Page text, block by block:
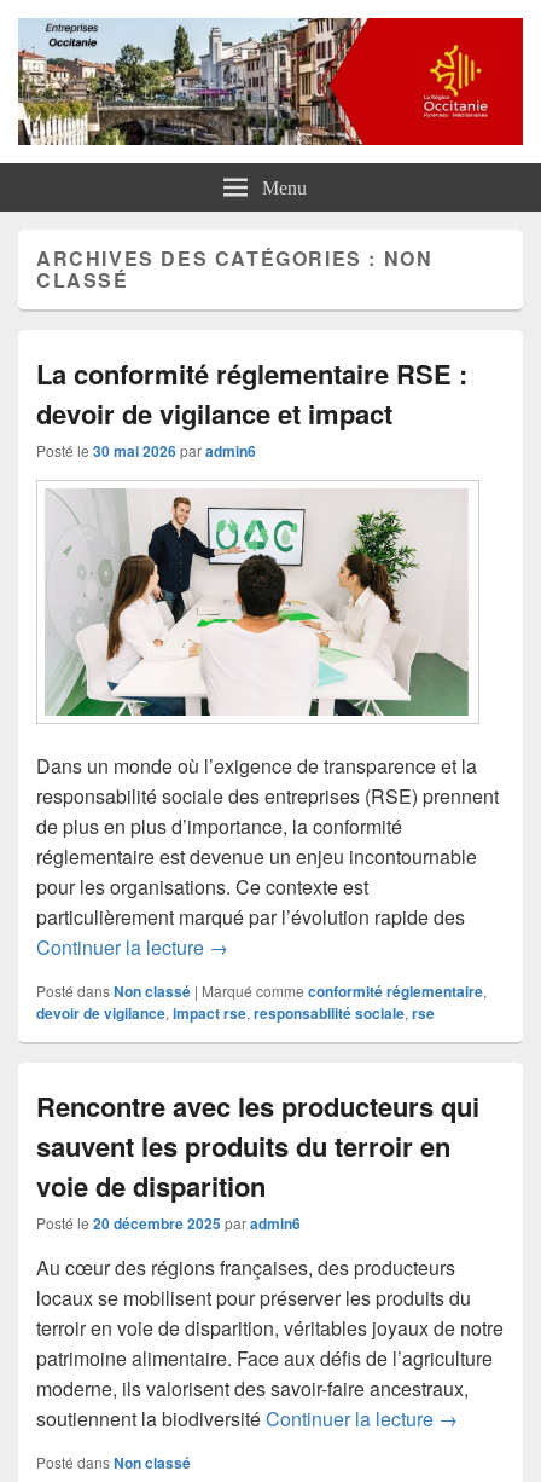
Entreprises Occitanie
Menu
ARCHIVES DES CATÉGORIES : NON
CLASSÉ
La conformité réglementaire RSE :
devoir de vigilance et impact
Posté le 30 mai 2026paradmin6
Dans un monde où l’exigence de transparence et la
responsabilité sociale des entreprises (RSE) prennent
de plus en plus d’importance, la conformité
réglementaire est devenue un enjeu incontournable
pour les organisations. Ce contexte est
particulièrement marqué par l’évolution rapide des
Continuer la lecture La conformité réglementaire RSE :
→
Posté dansNon classé | Marqué comme conformité réglementaire,
devoir de vigilance, impact rse, responsabilité sociale, rse
Rencontre avec les producteurs qui
sauvent les produits du terroir en
voie de disparition
Posté le 20 décembre 2025paradmin6
Au cœur des régions françaises, des producteurs
locaux se mobilisent pour préserver les produits du
terroir en voie de disparition, véritables joyaux de notre
patrimoine alimentaire. Face aux défis de l’agriculture
moderne, ils valorisent des savoir-faire ancestraux,
soutiennent la biodiversitéContinuer la lecture Rencontre
→
Posté dansNon classé